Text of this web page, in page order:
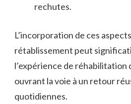
rechutes.
L’incorporation de ces
rétablissement peut
l’expérience de réhabilitation
ouvrant la voie à un retour
quotidiennes.